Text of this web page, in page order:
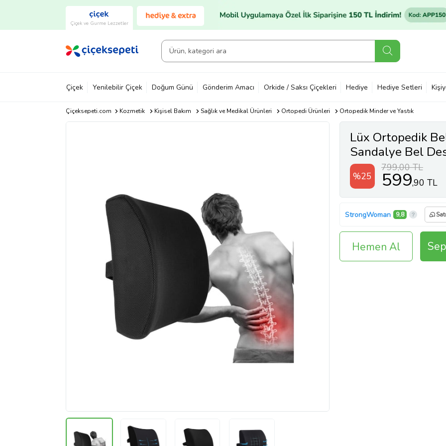
Çiçek ve Gurme Lezzetler
Çiçek Yenilebilir Çiçek Doğum Günü Gönderim Amacı Orkide / Saksı Çiçekleri Hediye Hediye Setleri
Çiçeksepeti.com Kozmetik Kişisel Bakım Sağlık ve Medikal Ürünleri Ortopedi Ürünleri Ortopedik Minder ve Yastık
Lüx Ortopedik
Sandalye Bel
%25
799,00 TL
599,90 TL
StrongWoman 9,8
Hemen Al